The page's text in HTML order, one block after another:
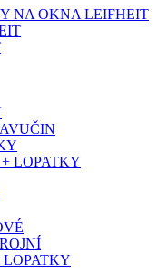
NA OKNA LEIFHEIT
LOPATKY
LOPATKY